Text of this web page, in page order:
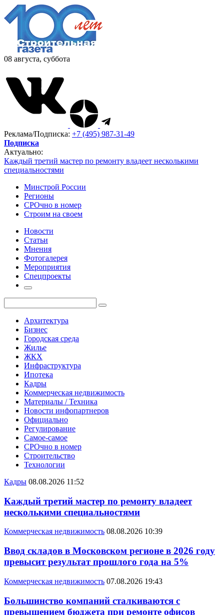
08 августа, суббота
Реклама/Подписка: +7 (495) 987-31-49
Подписка
Актуально:
Каждый третий мастер по ремонту владеет несколькими
специальностями
Минстрой России
Регионы
СРОчно в номер
Строим на своем
Новости
Статьи
Мнения
Фотогалерея
Мероприятия
Спецпроекты
Архитектура
Бизнес
Городская среда
Жилье
ЖКХ
Инфраструктура
Ипотека
Кадры
Коммерческая недвижимость
Материалы / Техника
Новости инфопартнеров
Официально
Регулирование
Самое-самое
СРОчно в номер
Строительство
Технологии
Кадры 08.08.2026 11:52
Каждый третий мастер по ремонту владеет
несколькими специальностями
Коммерческая недвижимость 08.08.2026 10:39
Ввод складов в Московском регионе в 2026 году
превысит результат прошлого года на 5%
Коммерческая недвижимость 07.08.2026 19:43
Большинство компаний сталкиваются с
превышением бюджета при ремонте офисов